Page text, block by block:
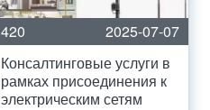
420
2025-07-07
Консалтинговые услуги в
рамках присоединения к
электрическим сетям